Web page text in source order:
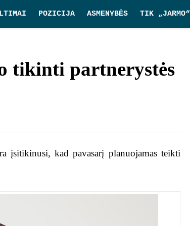
POZICIJA ASMENYBĖS TIK „JARMO“
tikinti partnerystės
įsitikinusi, kad pavasarį planuojamas teikti